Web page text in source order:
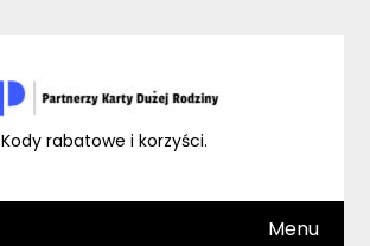
Kody rabatowe i korzyści.
Menu